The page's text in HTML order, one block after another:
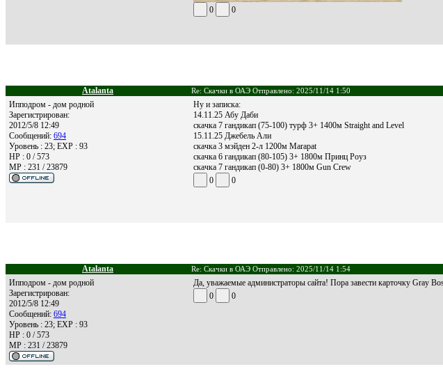
0 0
Atalanta Re: Скачки в ОАЭ Отправлено: 2025/11/14 1:50
Ипподром - дом родной
Зарегистрирован:
2012/5/8 12:49
Сообщений: 694
Уровень : 23; EXP : 93
HP : 0 / 573
MP : 231 / 23879
Ну и записка:
14.11.25 Абу Даби
скачка 7 гандикап (75-100) турф 3+ 1400м Straight and Level
15.11.25 Джебель Али
скачка 3 мэйден 2-л 1200м Marapat
скачка 6 гандикап (80-105) 3+ 1800м Принц Роуз
скачка 7 гандикап (0-80) 3+ 1800м Gun Crew
0
0
Atalanta Re: Скачки в ОАЭ Отправлено: 2025/11/14 1:54
Ипподром - дом родной
Зарегистрирован:
2012/5/8 12:49
Сообщений: 694
Уровень : 23; EXP : 93
HP : 0 / 573
MP : 231 / 23879
Да, уважаемые администраторы сайта! Пора завести карточку Gray
0
0